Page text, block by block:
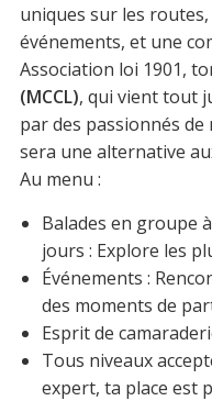
uniques sur les
événements, et une
Association loi 1901,
(MCCL), qui vient tout
par des passionnés
sera une alternative
Au menu :
Balades en groupe
jours : Explore les
Événements :
des moments de
Esprit de
Tous niveaux
expert, ta place est